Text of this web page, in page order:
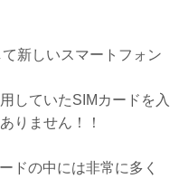
新しいスマートフォン
していたSIMカードを入
りません！！
ドの中には非常に多く